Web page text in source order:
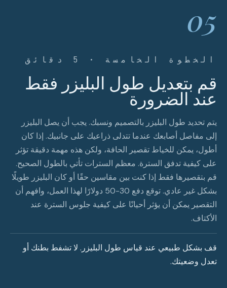
05
الخطوة الخامسة · 5 دقائق
قم بتعديل طول البليزر فقط
عند الضرورة
يتم تحديد طول البليزر بالتصميم ونسبك. يجب أن يصل البليزر
إلى مفاصل أصابعك عندما تتدلى ذراعيك على جانبيك. إذا كان
أطول، يمكن للخياط تقصير الحافة، ولكن هذه مهمة دقيقة تؤثر
على كيفية تدفق السترة. معظم السترات تأتي بالطول الصحيح.
قم بتقصيرها فقط إذا كنت بين مقاسين حقًا أو كان البليزر طويلًا
بشكل غير عادي. توقع دفع 30-50 دولارًا لهذا العمل، وافهم أن
التقصير يمكن أن يؤثر أحيانًا على كيفية جلوس السترة عند
الأكتاف.
قف بشكل طبيعي عند قياس طول البليزر. لا تشفط بطنك أو
تعدل وضعيتك.